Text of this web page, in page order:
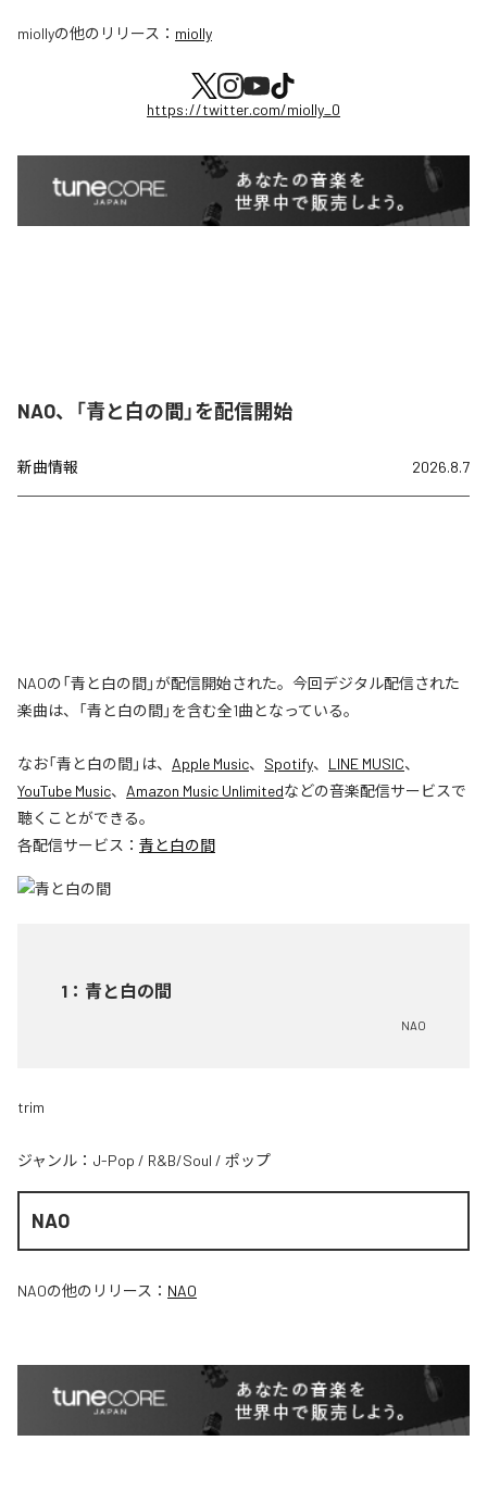
miollyの他のリリース： miolly
https://twitter.com/miolly_0
NAO、「青と白の間」を配信開始
新曲情報 2026.8.7
NAOの「青と白の間」が配信開始された。今回デジタル配信された
楽曲は、「青と白の間」を含む全1曲となっている。
なお「青と白の間」は、 Apple Music、 Spotify、 LINE MUSIC、
YouTube Music、 Amazon Music Unlimitedなどの音楽配信サービスで
聴くことができる。
各配信サービス： 青と白の間
1 ： 青と白の間
NAO
trim
ジャンル： J-Pop / R&B/Soul / ポップ
NAO
NAOの他のリリース： NAO